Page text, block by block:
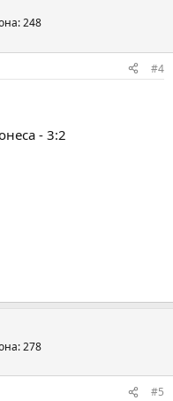
248
#4
- 3:2
278
#5